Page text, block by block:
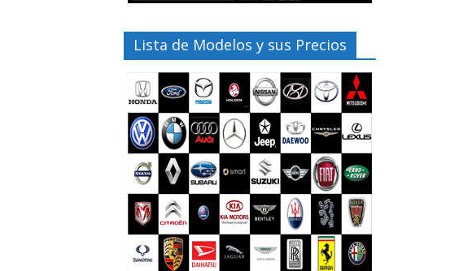
Lista de Modelos y sus Precios